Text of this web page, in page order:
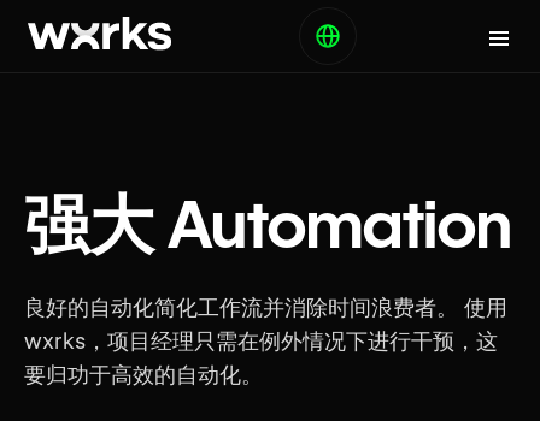
强大 Automation
良好的自动化简化工作流并消除时间浪费者。 使用
wxrks，项目经理只需在例外情况下进行干预，这
要归功于高效的自动化。